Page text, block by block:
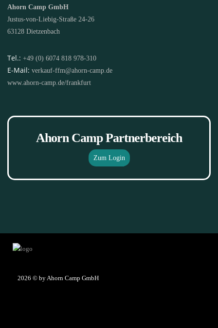
Ahorn Camp GmbH
Justus-von-Liebig-Straße 24-26
63128 Dietzenbach
Tel.: +49 (0) 6074 818 978-310
E-Mail: verkauf-ffm@ahorn-camp.de
www.ahorn-camp.de/frankfurt
Ahorn Camp Partnerbereich
Zum Login
2026 © by Ahorn Camp GmbH